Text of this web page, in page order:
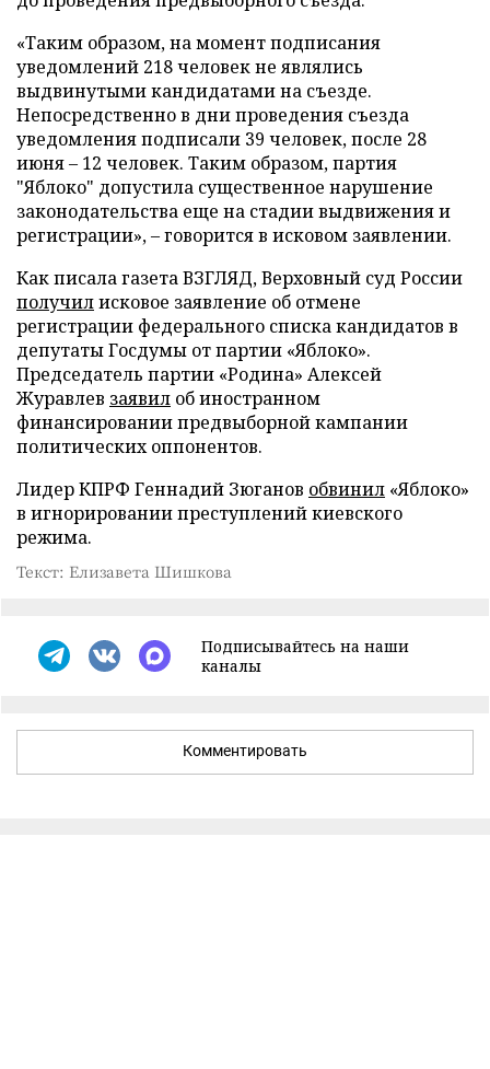
«Таким образом, на момент подписания
уведомлений 218 человек не являлись
выдвинутыми кандидатами на съезде.
Непосредственно в дни проведения съезда
уведомления подписали 39 человек, после 28
июня – 12 человек. Таким образом, партия
"Яблоко" допустила существенное нарушение
законодательства еще на стадии выдвижения и
регистрации», – говорится в исковом заявлении.
Как писала газета ВЗГЛЯД, Верховный суд России
получилисковое заявление об отмене
регистрации федерального списка кандидатов в
депутаты Госдумы от партии «Яблоко».
Председатель партии «Родина» Алексей
Журавлев заявил об иностранном
финансировании предвыборной кампании
политических оппонентов.
Лидер КПРФ Геннадий Зюганов обвинил «Яблоко»
в игнорировании преступлений киевского
режима.
Текст: Елизавета Шишкова
Подписывайтесь на наши
каналы
Комментировать